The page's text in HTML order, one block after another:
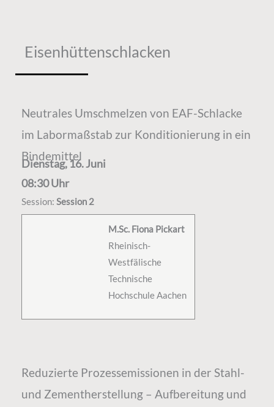
Eisenhüttenschlacken
Neutrales Umschmelzen von EAF-Schlacke
im Labormaßstab zur Konditionierung in ein
Bindemittel
M.Sc. Fiona Pickart
Rheinisch-
Westfälische
Technische
Hochschule Aachen
Dienstag, 16. Juni
08:30 Uhr
Session: Session 2
Reduzierte Prozessemissionen in der Stahl-
und Zementherstellung – Aufbereitung und